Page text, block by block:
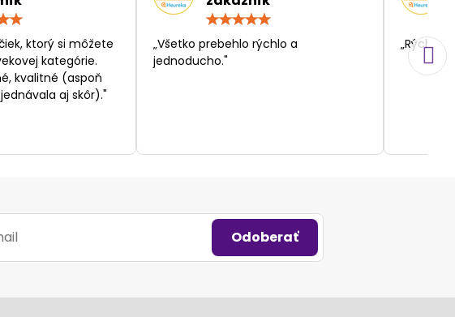
/
5
ktorý si môžete
kategórie.
kvalitné (aspoň
aj skôr)."
„Všetko prebehlo rýchlo a
jednoducho."
Odoberať